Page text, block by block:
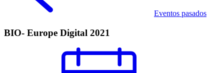
Eventos pasados
BIO- Europe Digital 2021